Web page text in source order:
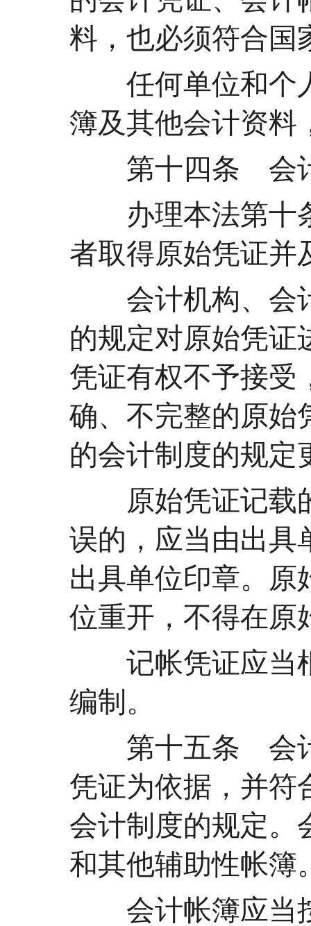
料，也必须符合国
任何单位和个人
簿及其他会计资料
第十四条 会计
办理本法第十条
者取得原始凭证并
会计机构、会计
的规定对原始凭证
凭证有权不予接受
确、不完整的原始
的会计制度的规定
原始凭证记载的
误的，应当由出具
出具单位印章。原
位重开，不得在原
记帐凭证应当根
编制。
第十五条 会计
凭证为依据，并符
会计制度的规定。
和其他辅助性帐簿
会计帐簿应当按